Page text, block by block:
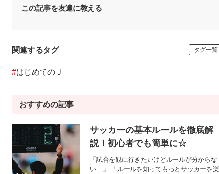
この記事を友達に教える
関連するタグ タグ一覧
#はじめてのＪ
おすすめの記事
サッカーの基本ルールを徹底解
説！初心者でも簡単に☆
「試合を観に行きたいけどルールが分からな
い…」 「ルールを知ってもっとサッカーを楽